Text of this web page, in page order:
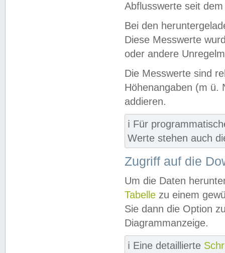
Abflusswerte seit
Bei den
Diese Messwerte
oder andere
Die Messwerte sind
Höhenangaben (m ü.
addieren.
ℹ️ Für
Werte stehen auch
Zugriff auf die
Um die Daten
Tabelle zu einem
Sie dann die Option
Diagrammanzeige.
ℹ️ Eine detaillierte